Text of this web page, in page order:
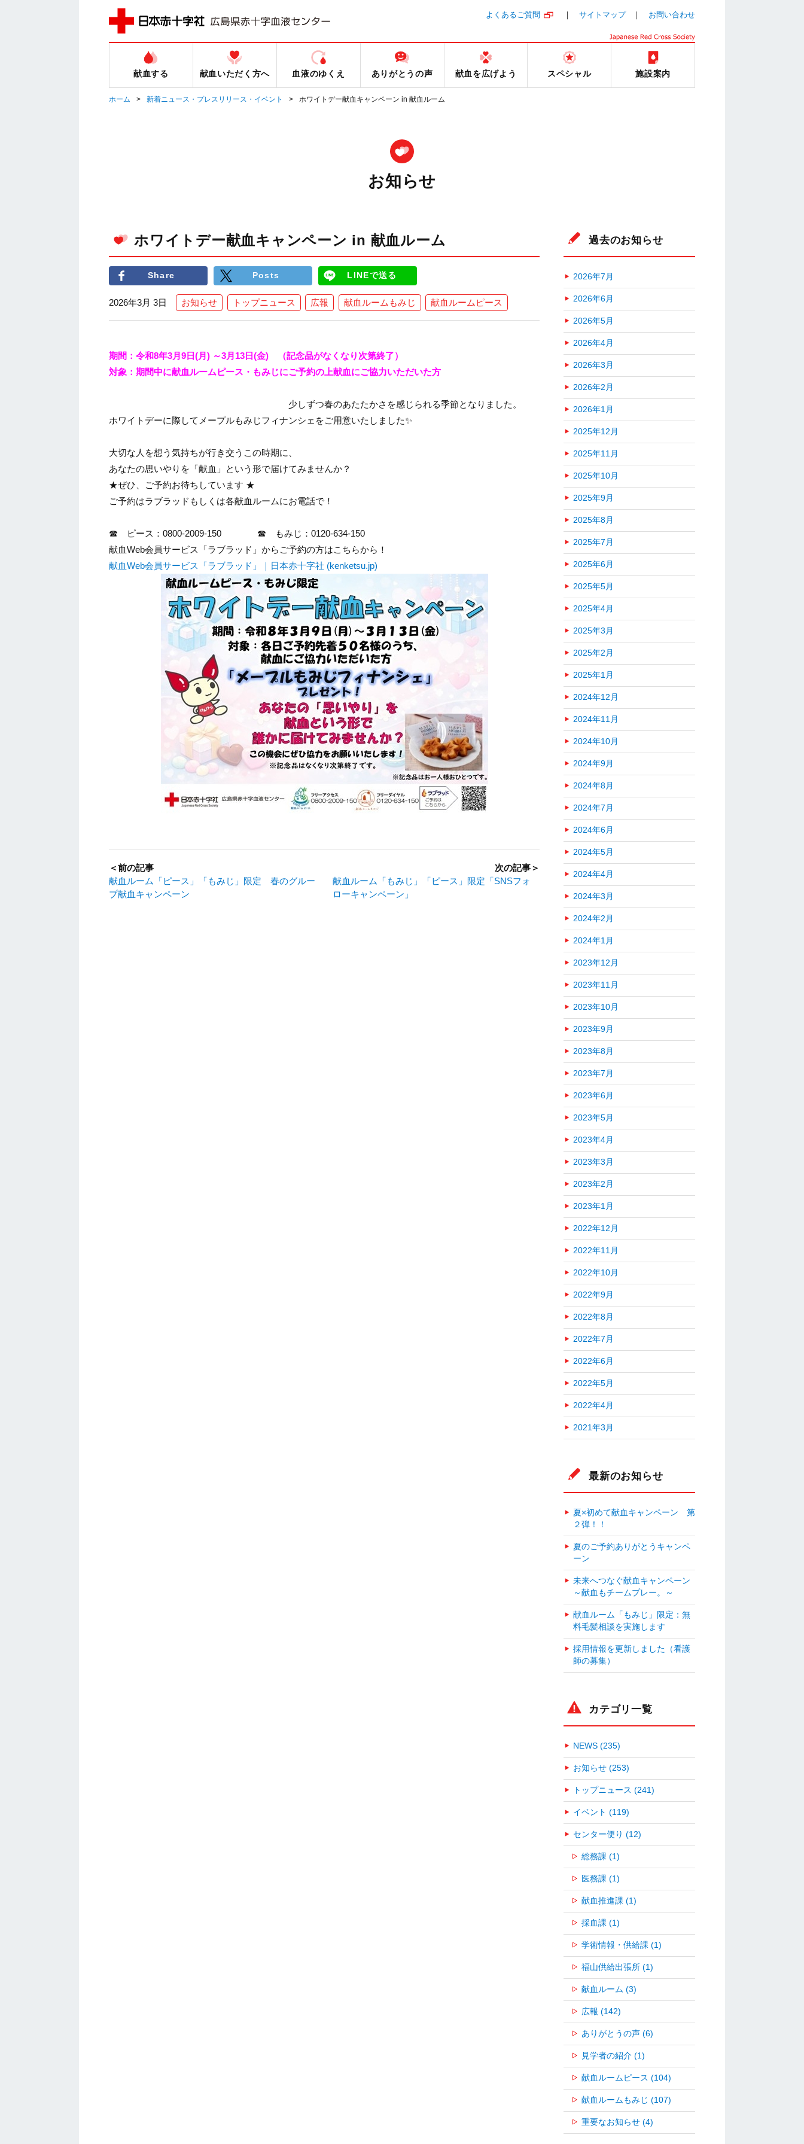
よくあるご質問 サイトマップ お問い合わせ
献血する 献血いただく方へ 血液のゆくえ ありがとうの声 献血を広げよう スペシャル 施設案内
ホーム 新着ニュース・プレスリリース・イベント ホワイトデー献血キャンペーン in 献血ルーム
お知らせ
ホワイトデー献血キャンペーン in 献血ルーム
Share Posts LINEで送る
2026年3月 3日 お知らせ トップニュース 広報 献血ルームもみじ 献血ルームピース
期間：令和8年3月9日(月) ～3月13日(金) （記念品がなくなり次第終了）
対象：期間中に献血ルームピース・もみじにご予約の上献血にご協力いただいた方
少しずつ春のあたたかさを感じられる季節となりました。
ホワイトデーに際してメープルもみじフィナンシェをご用意いたしました✨
大切な人を想う気持ちが行き交うこの時期に、
あなたの思いやりを「献血」という形で届けてみませんか？
★ぜひ、ご予約お待ちしています ★
ご予約はラブラッドもしくは各献血ルームにお電話で！
☎ ピース：0800-2009-150 ☎ もみじ：0120-634-150
献血Web会員サービス「ラブラッド」からご予約の方はこちらから！
献血Web会員サービス「ラブラッド」｜日本赤十字社 (kenketsu.jp)
＜前の記事
献血ルーム「ピース」「もみじ」限定 春のグルー
プ献血キャンペーン
次の記事＞
献血ルーム「もみじ」「ピース」限定「SNSフォ
ローキャンペーン」
過去のお知らせ
2026年7月
2026年6月
2026年5月
2026年4月
2026年3月
2026年2月
2026年1月
2025年12月
2025年11月
2025年10月
2025年9月
2025年8月
2025年7月
2025年6月
2025年5月
2025年4月
2025年3月
2025年2月
2025年1月
2024年12月
2024年11月
2024年10月
2024年9月
2024年8月
2024年7月
2024年6月
2024年5月
2024年4月
2024年3月
2024年2月
2024年1月
2023年12月
2023年11月
2023年10月
2023年9月
2023年8月
2023年7月
2023年6月
2023年5月
2023年4月
2023年3月
2023年2月
2023年1月
2022年12月
2022年11月
2022年10月
2022年9月
2022年8月
2022年7月
2022年6月
2022年5月
2022年4月
2021年3月
最新のお知らせ
夏×初めて献血キャンペーン 第
２弾！！
夏のご予約ありがとうキャンペ
ーン
未来へつなぐ献血キャンペーン
～献血もチームプレー。～
献血ルーム「もみじ」限定：無
料毛髪相談を実施します
採用情報を更新しました（看護
師の募集）
カテゴリ一覧
NEWS (235)
お知らせ (253)
トップニュース (241)
イベント (119)
センター便り (12)
総務課 (1)
医務課 (1)
献血推進課 (1)
採血課 (1)
学術情報・供給課 (1)
福山供給出張所 (1)
献血ルーム (3)
広報 (142)
ありがとうの声 (6)
見学者の紹介 (1)
献血ルームピース (104)
献血ルームもみじ (107)
重要なお知らせ (4)